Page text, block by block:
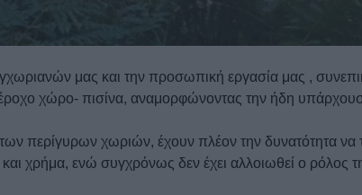
μας και την προσωπική εργασία μας ,
χώρο- πισίνα, αναμορφώνοντας την ήδη
περίγυρων χωριών, έχουν πλέον την δυνατότητα να
και χρήμα, ενώ συγχρόνως δεν έχει αλλοιωθεί ο ρόλος